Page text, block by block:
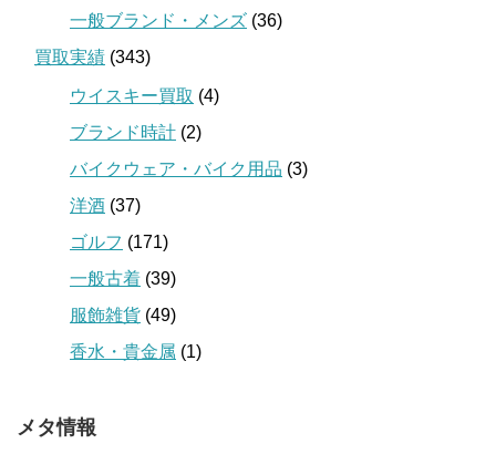
一般ブランド・メンズ (36)
買取実績 (343)
ウイスキー買取 (4)
ブランド時計 (2)
バイクウェア・バイク用品 (3)
洋酒 (37)
ゴルフ (171)
一般古着 (39)
服飾雑貨 (49)
香水・貴金属 (1)
メタ情報